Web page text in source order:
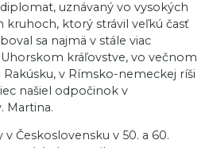
uznávaný vo vysokých
kruhoch, ktorý strávil veľkú časť
sa najmä v stále viac
kráľovstve, vo večnom
v Rímsko-nemeckej ríši
našiel odpočinok v
Martina.